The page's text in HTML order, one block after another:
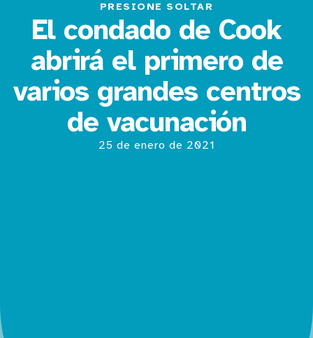
PRESIONE SOLTAR
El condado de Cook
abrirá el primero de
varios grandes centros
de vacunación
25 de enero de 2021